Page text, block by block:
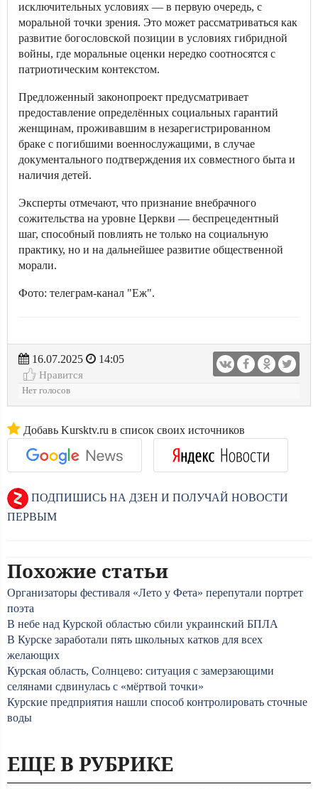
исключительных условиях — в первую очередь, с
моральной точки зрения. Это может рассматриваться как
развитие богословской позиции в условиях гибридной
войны, где моральные оценки нередко соотносятся с
патриотическим контекстом.
Предложенный законопроект предусматривает
предоставление определённых социальных гарантий
женщинам, проживавшим в незарегистрированном
браке с погибшими военнослужащими, в случае
документального подтверждения их совместного быта и
наличия детей.
Эксперты отмечают, что признание внебрачного
сожительства на уровне Церкви — беспрецедентный
шаг, способный повлиять не только на социальную
практику, но и на дальнейшее развитие общественной
морали.
Фото: телеграм-канал "Еж".
16.07.2025
14:05
Нравится
Нет голосов
Добавь Kursktv.ru в список своих источников
ПОДПИШИСЬ НА ДЗЕН И ПОЛУЧАЙ НОВОСТИ
ПЕРВЫМ
Похожие статьи
Организаторы фестиваля «Лето у Фета» перепутали портрет
поэта
В небе над Курской областью сбили украинский БПЛА
В Курске заработали пять школьных катков для всех
желающих
Курская область, Солнцево: ситуация с замерзающими
селянами сдвинулась с «мёртвой точки»
Курские предприятия нашли способ контролировать сточные
воды
ЕЩЕ В РУБРИКЕ